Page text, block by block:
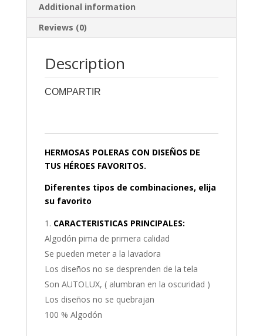
Additional information
Reviews (0)
Description
COMPARTIR
HERMOSAS POLERAS CON DISEÑOS DE
TUS HÉROES FAVORITOS.
Diferentes tipos de combinaciones, elija
su favorito
CARACTERISTICAS PRINCIPALES:
Algodón pima de primera calidad
Se pueden meter a la lavadora
Los diseños no se desprenden de la tela
Son AUTOLUX, ( alumbran en la oscuridad )
Los diseños no se quebrajan
100 % Algodón